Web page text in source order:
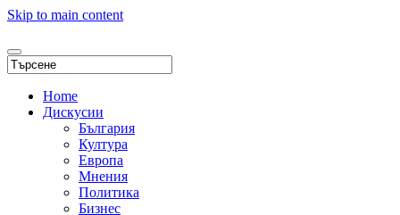
Skip to main content
Home
Дискусии
България
Култура
Европа
Мнения
Политика
Бизнес